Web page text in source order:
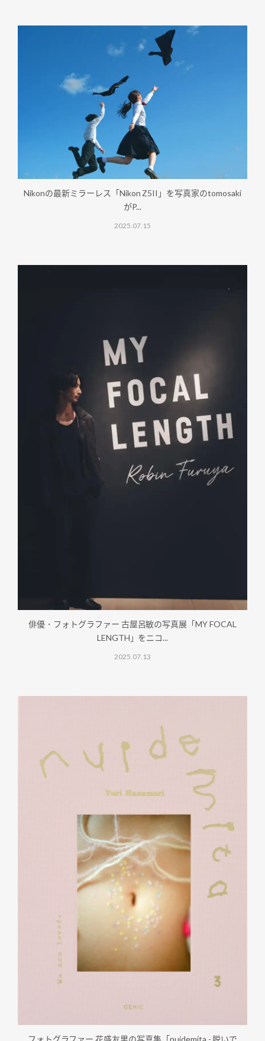
Nikonの最新ミラーレス「Nikon Z5II」を写真家のtomosaki
がP...
2025.07.15
俳優・フォトグラファー 古屋呂敏の写真展「MY FOCAL
LENGTH」をニコ...
2025.07.13
フォトグラファー 花盛友里の写真集「nuidemita - 脱いで